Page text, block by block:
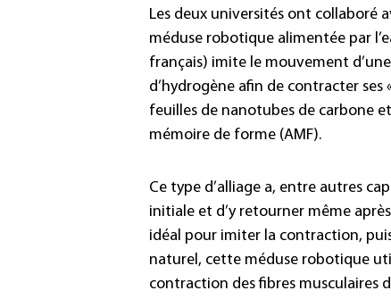
Les deux universités ont collaboré
méduse robotique alimentée par
français) imite le mouvement
d’hydrogène afin de contracter ses
feuilles de nanotubes de carbone
mémoire de forme (AMF).
Ce type d’alliage a, entre autres
initiale et d’y retourner même
idéal pour imiter la contraction,
naturel, cette méduse robotique
contraction des fibres musculaires